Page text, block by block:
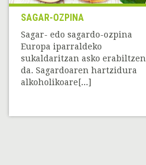
SAGAR-OZPINA
Sagar- edo sagardo-ozpina
Europa iparraldeko
sukaldaritzan asko erabiltzen
da. Sagardoaren hartzidura
alkoholikoare[...]